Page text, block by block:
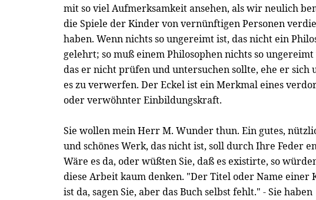
mit so viel Aufmerksamkeit ansehen, als wir neulich
die Spiele der Kinder von vernünftigen Personen
haben. Wenn nichts so ungereimt ist, das nicht ein
gelehrt; so muß einem Philosophen nichts so
das er nicht prüfen und untersuchen sollte, ehe er sich
es zu verwerfen. Der Eckel ist ein Merkmal eines
oder verwöhnter Einbildungskraft.
Sie wollen mein Herr M. Wunder thun. Ein gutes,
und schönes Werk, das nicht ist, soll durch Ihre Feder
Wäre es da, oder wüßten Sie, daß es existirte, so
diese Arbeit kaum denken. "Der Titel oder Name einer
ist da, sagen Sie, aber das Buch selbst fehlt." - Sie haben